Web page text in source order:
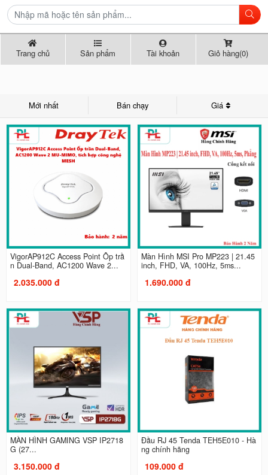
Trang chủ Sản phẩm Tài khoản Giỏ hàng(0)
Mới nhất Bán chạy Giá
VigorAP912C Access Point Ốp trầ
n Dual-Band, AC1200 Wave 2...
2.035.000 đ
Màn Hình MSI Pro MP223 | 21.45
inch, FHD, VA, 100Hz, 5ms...
1.690.000 đ
MÀN HÌNH GAMING VSP IP2718
G (27...
3.150.000 đ
Đầu RJ 45 Tenda TEH5E010 - Hà
ng chính hãng
109.000 đ